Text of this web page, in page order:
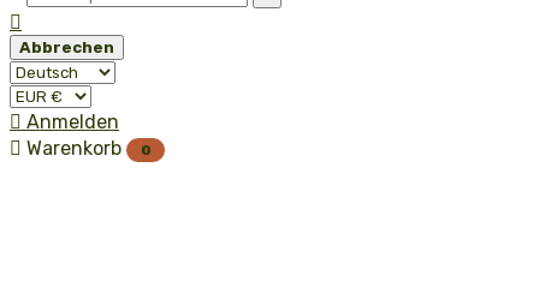

Abbrechen
 Anmelden
 Warenkorb 0